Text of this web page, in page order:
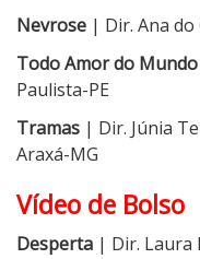
Nevrose | Dir. Ana
Todo Amor do Mundo
Paulista-PE
Tramas | Dir. Júnia
Araxá-MG
Vídeo de Bolso
Desperta | Dir. Laura